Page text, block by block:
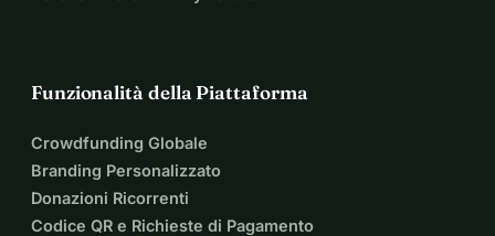
Funzionalità della Piattaforma
Crowdfunding Globale
Branding Personalizzato
Donazioni Ricorrenti
Codice QR e Richieste di Pagamento